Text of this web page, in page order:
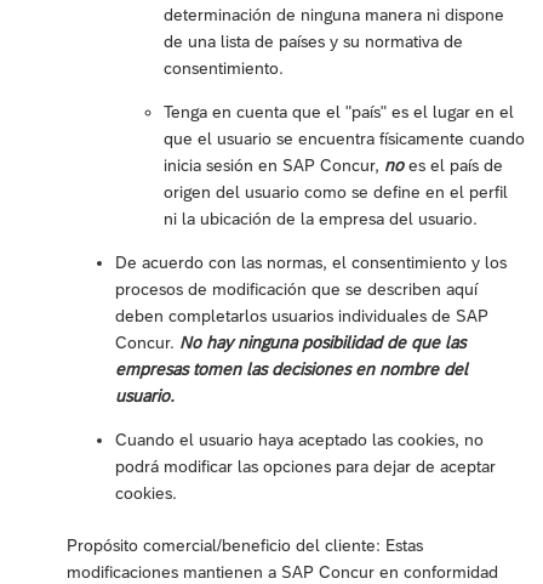
determinación de ninguna manera ni dispone
de una lista de países y su normativa de
consentimiento.
Tenga en cuenta que el "país" es el lugar en el
que el usuario se encuentra físicamente cuando
inicia sesión en SAP Concur, noes el país de
origen del usuario como se define en el perfil
ni la ubicación de la empresa del usuario.
De acuerdo con las normas, el consentimiento y los
procesos de modificación que se describen aquí
deben completarlos usuarios individuales de SAP
Concur. No hay ninguna posibilidad de que las
empresas tomen las decisiones en nombre del
usuario.
Cuando el usuario haya aceptado las cookies, no
podrá modificar las opciones para dejar de aceptar
cookies.
Propósito comercial/beneficio del cliente: Estas
modificaciones mantienen a SAP Concur en conformidad